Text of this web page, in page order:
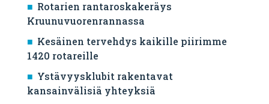
Rotarien rantaroskakeräys
Kruunuvuorenrannassa
Kesäinen tervehdys kaikille piirimme
1420 rotareille
Ystävyysklubit rakentavat
kansainvälisiä yhteyksiä